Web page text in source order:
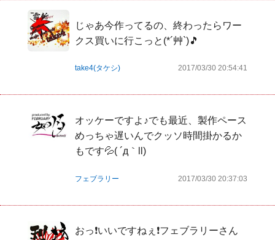
じゃあ今作ってるの、終わったらワー
クス買いに行こっと(*´艸`)🎵
take4(タケシ) 2017/03/30 20:54:41
オッケーですよ♪でも最近、製作ペース
めっちゃ遅いんでクッソ時間掛かるか
もです💦( ´д｀ll)
フェブラリー 2017/03/30 20:37:03
おっ❗いいですねぇ❗フェブラリーさん